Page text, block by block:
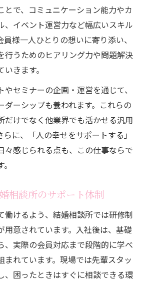
とで、コミュニケーション能力やカ
、イベント運営力など幅広いスキル
様一人ひとりの想いに寄り添い、
行うためのヒアリング力や問題解決
きます。
やセミナーの企画・運営を通じて、
ダーシップも養われます。これらの
だけでなく他業界でも活かせる汎用
に、「人の幸せをサポートする」
々感じられる点も、この仕事ならで
相談所のサポート体制
働けるよう、結婚相談所では研修制
用意されています。入社後は、基礎
、実際の会員対応まで段階的に学べ
まれています。現場では先輩スタッ
、困ったときはすぐに相談できる環